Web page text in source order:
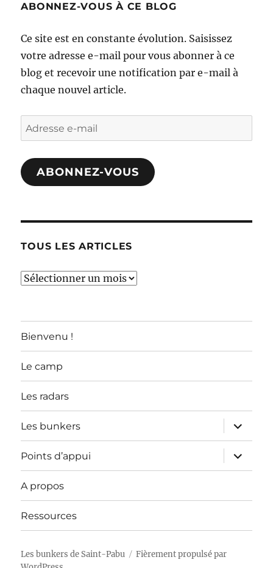
ABONNEZ-VOUS À CE BLOG
Ce site est en constante évolution. Saisissez
votre adresse e-mail pour vous abonner à ce
blog et recevoir une notification par e-mail à
chaque nouvel article.
Adresse
e-
mail
ABONNEZ-VOUS
TOUS LES ARTICLES
TOUS
Bienvenu !
Le camp
Les radars
Les bunkers
ouvrir
le
sous-
menu
Points d’appui
ouvrir
le
sous-
A propos
Ressources
Les bunkers de Saint-Pabu
Fièrement propulsé par